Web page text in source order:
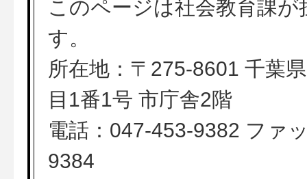
このページは社会教育課
す。
所在地：〒275-8601 千葉
目1番1号 市庁舎2階
電話：047-453-9382 ファ
9384